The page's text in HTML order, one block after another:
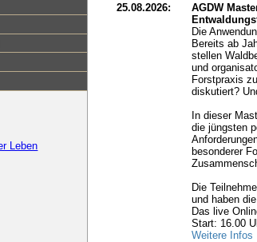
25.08.2026:
AGDW
Die
Bereits ab
stellen
und
Forstpraxis
diskutiert?
In dieser
die jüngsten
besonderer
Die
und haben
Das live
Start: 16.00
Weitere Infos